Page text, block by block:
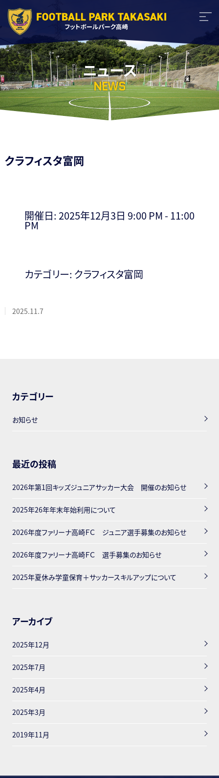
ニュース
NEWS
クラフィスタ富岡
開催日: 2025年12月3日 9:00 PM - 11:00
PM
カテゴリー: クラフィスタ富岡
2025.11.7
カテゴリー
お知らせ
最近の投稿
2026年第1回キッズジュニアサッカー大会 開催のお知らせ
2025年26年年末年始利用について
2026年度ファリーナ高崎ＦＣ ジュニア選手募集のお知らせ
2026年度ファリーナ高崎ＦＣ 選手募集のお知らせ
2025年夏休み学童保育＋サッカースキルアップについて
アーカイブ
2025年12月
2025年7月
2025年4月
2025年3月
2019年11月